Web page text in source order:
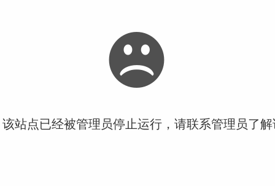
站点已经被管理员停止运行，请联系管理员了